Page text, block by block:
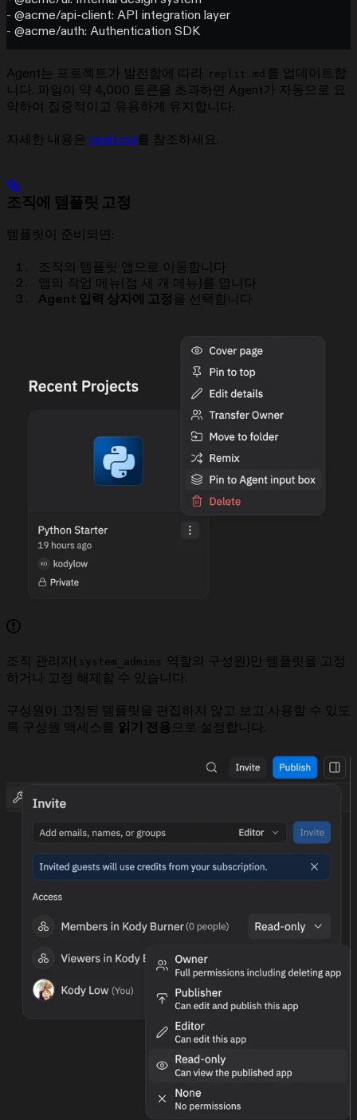
- @acme/api-client: API integration layer
- @acme/auth: Authentication SDK
Agent는 프로젝트가 발전함에 따라 replit.md 를 업데이트합
니다. 파일이 약 4,000 토큰을 초과하면 Agent가 자동으로 요
약하여 집중적이고 유용하게 유지합니다.
자세한 내용은 replit.md를 참조하세요.
조직에 템플릿 고정
템플릿이 준비되면:
조직의 템플릿 앱으로 이동합니다
앱의 작업 메뉴(점 세 개 메뉴)를 엽니다
Agent 입력 상자에 고정 을 선택합니다
조직 관리자( system_admins
역할의 구성원)만 템플릿을 고정
하거나 고정 해제할 수 있습니다.
구성원이 고정된 템플릿을 편집하지 않고 보고 사용할 수 있도
록 구성원 액세스를 읽기 전용으로 설정합니다.